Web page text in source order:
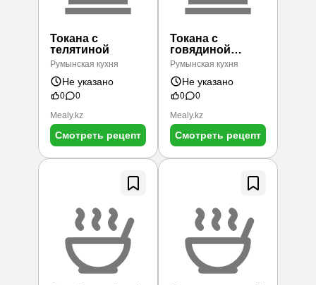
Токана с
телятиной
Румынская кухня
Не указано
0
0
Mealy.kz
Смотреть рецепт
Токана с
говядиной
(тушеная
говядина)
Румынская кухня
Не указано
0
0
Mealy.kz
Смотреть рецепт